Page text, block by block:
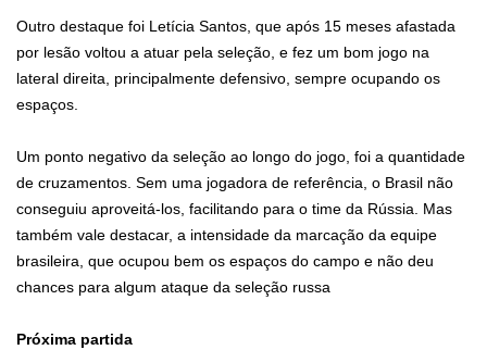
Outro destaque foi Letícia Santos, que após 15 meses afastada
por lesão voltou a atuar pela seleção, e fez um bom jogo na
lateral direita, principalmente defensivo, sempre ocupando os
espaços.
Um ponto negativo da seleção ao longo do jogo, foi a quantidade
de cruzamentos. Sem uma jogadora de referência, o Brasil não
conseguiu aproveitá-los, facilitando para o time da Rússia. Mas
também vale destacar, a intensidade da marcação da equipe
brasileira, que ocupou bem os espaços do campo e não deu
chances para algum ataque da seleção russa
Próxima partida